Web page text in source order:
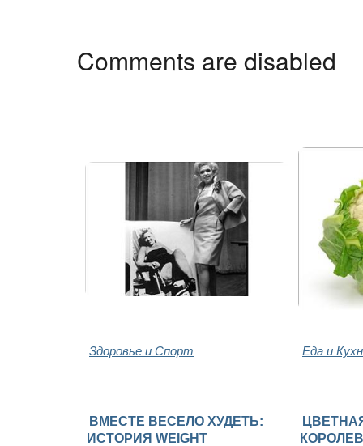
Comments are disabled
Здоровье и Спорт Еда и
ВМЕСТЕ ВЕСЕЛО ХУДЕТЬ:
ИСТОРИЯ WEIGHT